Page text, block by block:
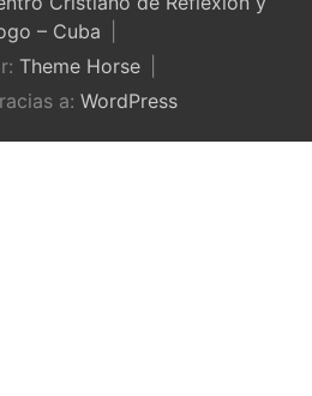
– Cuba
Theme Horse
a: WordPress